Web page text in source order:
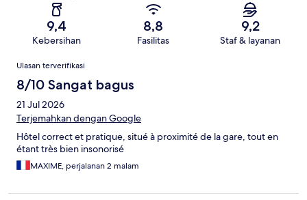
9,4
Kebersihan
8,8
Fasilitas
9,2
Staf & layanan
Ulasan
Ulasan terverifikasi
8/10 Sangat bagus
21 Jul 2026
Terjemahkan dengan Google
Hôtel correct et pratique, situé à proximité de la gare, tout en
étant très bien insonorisé
MAXIME, perjalanan 2 malam